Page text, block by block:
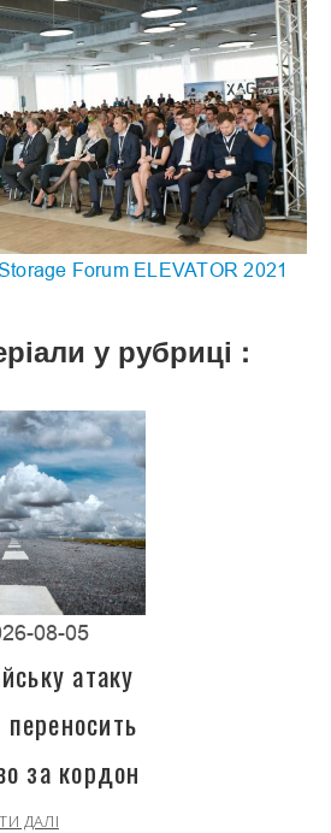
Forum ELEVATOR 2021
у рубриці :
08-05
атаку
переносить
за кордон
ДАЛІ